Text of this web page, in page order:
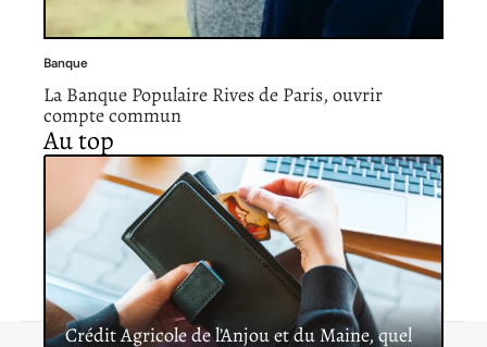
Banque
La Banque Populaire Rives de Paris, ouvrir
compte commun
Au top
Crédit Agricole de l’Anjou et du Maine, quel